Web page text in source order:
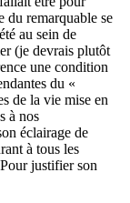
du remarquable se
au sein de
(je devrais plutôt
une condition
du «
de la vie mise en
à nos
éclairage de
à tous les
justifier son